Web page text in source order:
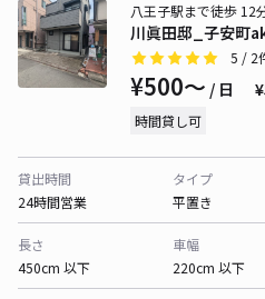
川眞田邸_子安町
八王子駅まで徒歩 12
5 / 2
¥500〜 / 日
時間貸し可
貸出時間
24時間営業
タイプ
平置き
長さ
450cm 以下
車幅
220cm 以下